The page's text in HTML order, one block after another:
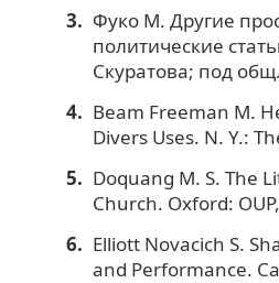
Фуко М. Другие
политические
Скуратова; под
Beam Freeman M.
Divers Uses. N. Y.:
Doquang M. S. The
Church. Oxford:
Elliott Novacich S.
and Performance.